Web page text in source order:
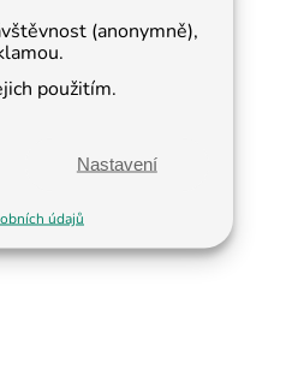
(anonymně),
použitím.
Nastavení
údajů